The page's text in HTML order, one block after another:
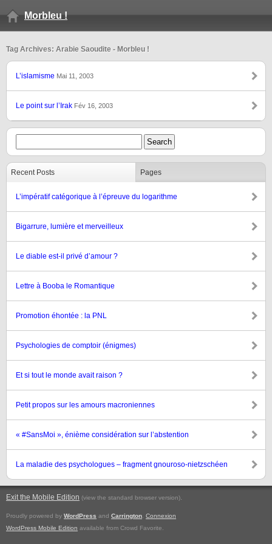
Morbleu !
Tag Archives: Arabie Saoudite - Morbleu !
L’islamisme Mai 11, 2003
Le point sur l’Irak Fév 16, 2003
Recent Posts Pages
L’impératif catégorique à l’épreuve du logarithme
Bigarrure, lumière et merveilleux
Le diable est-il privé d’amour ?
Lettre à Booba le Romantique
Promotion éhontée : la PNL
Psychologies de comptoir (énigmes)
Et si tout le monde avait raison ?
Petit propos sur les amours macroniennes
« #SansMoi », énième considération sur l’abstention
La maladie des psychologues – fragment gnouroso-nietzschéen
Exit the Mobile Edition (view the standard browser version).
Proudly powered by WordPress and Carrington Connexion
WordPress Mobile Edition available from Crowd Favorite.